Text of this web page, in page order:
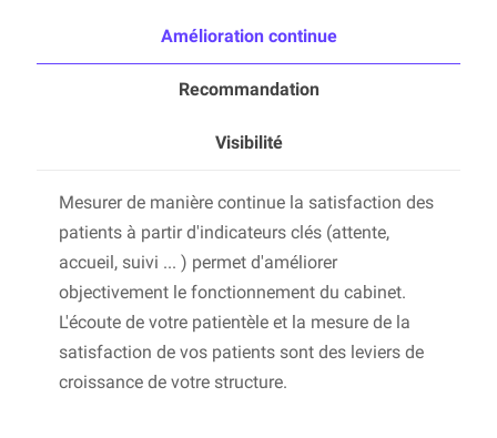
Amélioration continue
Recommandation
Visibilité
Mesurer de manière continue la satisfaction des
patients à partir d'indicateurs clés (attente,
accueil, suivi ... ) permet d'améliorer
objectivement le fonctionnement du cabinet.
L'écoute de votre patientèle et la mesure de la
satisfaction de vos patients sont des leviers de
croissance de votre structure.